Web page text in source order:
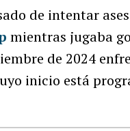
de intentar
mientras jugaba
de 2024
inicio está